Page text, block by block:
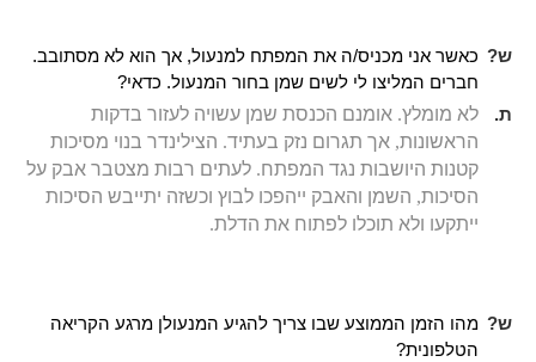
ש? כאשר אני מכניס/ה את המפתח למנעול, אך הוא לא מסתובב.
חברים המליצו לי לשים שמן בחור המנעול. כדאי?
ת.
לא מומלץ. אומנם הכנסת שמן עשויה לעזור בדקות
הראשונות, אך תגרום נזק בעתיד. הצילינדר בנוי מסיכות
קטנות היושבות נגד המפתח. לעתים רבות מצטבר אבק על
הסיכות, השמן והאבק ייהפכו לבוץ וכשזה יתייבש הסיכות
ייתקעו ולא תוכלו לפתוח את הדלת.
ש? מהו הזמן הממוצע שבו צריך להגיע המנעולן מרגע הקריאה
הטלפונית?